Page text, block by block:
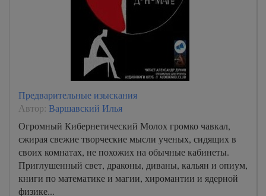
Предварительные изыскания
Автор: Варшавский Илья
Огромный Кибернетический Молох громко чавкал,
сжирая свежие творческие мысли ученых, сидящих в
своих комнатах, не похожих на обычные кабинеты.
Приглушенный свет, драконы, диваны, кальян и опиум,
книги по математике и магии, хиромантии и ядерной
физике...